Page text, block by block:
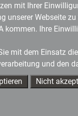
mit Ihrer
unserer Webseite
kommen. Ihre
mit dem Einsatz
und den
Nicht